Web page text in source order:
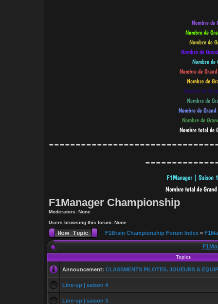
F1Manager Championship
Moderators: None
Users browsing this forum: None
F1Brain Championship Forum Index »
Topics
Announcement: CLASSMENTS PILOTES, JOUEURS &
Line-up | saison 4
Line-up | saison 3